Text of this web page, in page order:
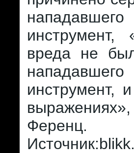
инструмент,
вреда не
инструмент,
Ференц.